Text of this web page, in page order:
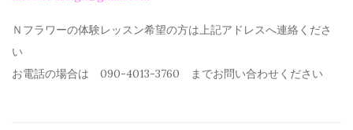
Ｎフラワーの体験レッスン希望の方は上記アドレスへ連絡くださ
い
お電話の場合は 090-4013-3760 までお問い合わせください